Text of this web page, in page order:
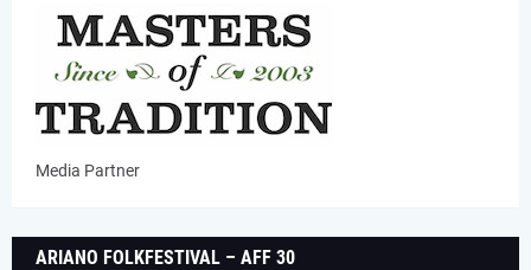
Media Partner
ARIANO FOLKFESTIVAL – AFF 30